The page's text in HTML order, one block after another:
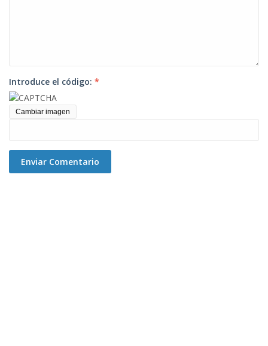
Introduce el código: *
Cambiar imagen
Enviar Comentario